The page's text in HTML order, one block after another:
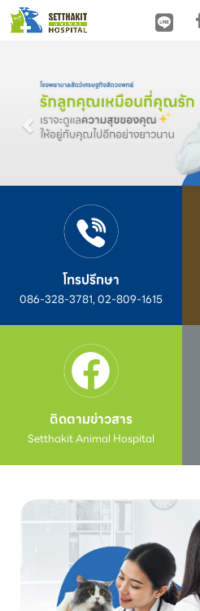
โทรปรึกษา
086-328-3781, 02-809-1615
ติดตามข่าวสาร
Setthakit Animal Hospital